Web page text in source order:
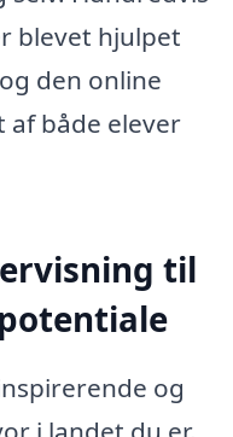
blevet hjulpet
den online
både elever
til
og